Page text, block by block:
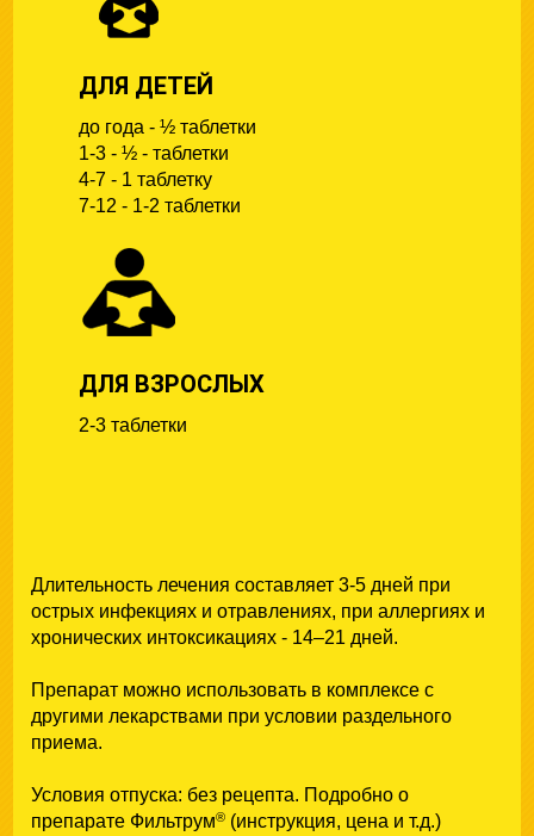
ДЛЯ ДЕТЕЙ
до года - ½ таблетки
1-3 - ½ - таблетки
4-7 - 1 таблетку
7-12 - 1-2 таблетки
ДЛЯ ВЗРОСЛЫХ
2-3 таблетки
Длительность лечения составляет 3-5 днeй при
острых инфекциях и отравлениях, при аллергиях и
хрoнических интоксикациях - 14–21 дней.
Препарат можно использовать в комплексе с
другими лекарствами при условии раздельного
приема.
Условия отпуска: без рецепта. Подробно о
препарате Фильтрум® (инструкция, цена и т.д.)